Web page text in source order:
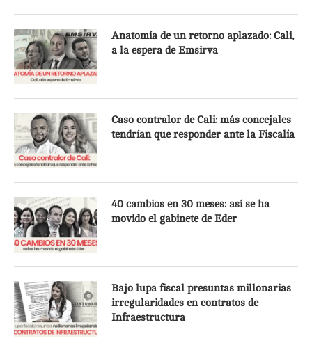
Anatomía de un retorno aplazado: Cali,
a la espera de Emsirva
Caso contralor de Cali: más concejales
tendrían que responder ante la Fiscalía
40 cambios en 30 meses: así se ha
movido el gabinete de Eder
Bajo lupa fiscal presuntas millonarias
irregularidades en contratos de
Infraestructura